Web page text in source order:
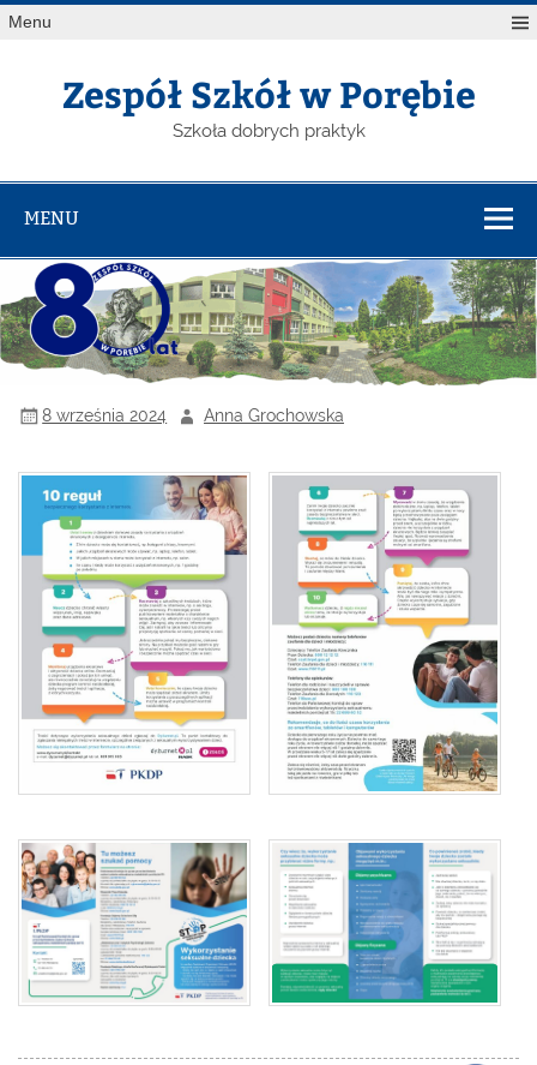
Menu
Zespół Szkół w Porębie
Szkoła dobrych praktyk
MENU
8 września 2024 Anna Grochowska